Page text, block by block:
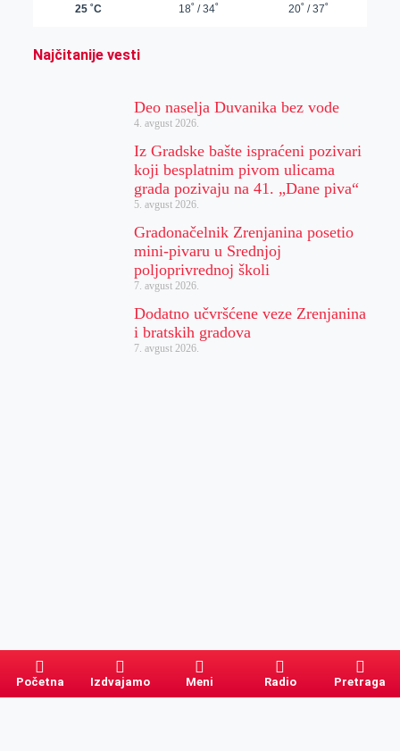
Najčitanije vesti
Deo naselja Duvanika bez vode
4. avgust 2026.
Iz Gradske bašte ispraćeni pozivari
koji besplatnim pivom ulicama
grada pozivaju na 41. „Dane piva“
5. avgust 2026.
Gradonačelnik Zrenjanina posetio
mini-pivaru u Srednjoj
poljoprivrednoj školi
7. avgust 2026.
Dodatno učvršćene veze Zrenjanina
i bratskih gradova
7. avgust 2026.
Početna Izdvajamo Meni Radio Pretraga